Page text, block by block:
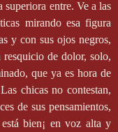
entre. Ve a las
mirando esa figura
y con sus ojos negros,
de dolor, solo,
que ya es hora de
chicas no contestan,
de sus pensamientos,
bien¡ en voz alta y